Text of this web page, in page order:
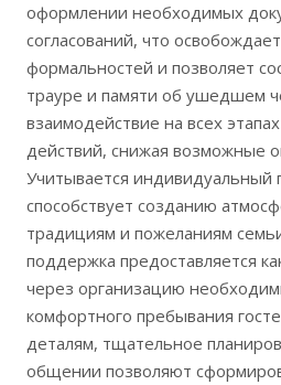
оформлении необходимых
согласований, что
формальностей и позволяет
трауре и памяти об ушедшем
взаимодействие на всех
действий, снижая возможные
Учитывается индивидуальный
способствует созданию
традициям и пожеланиям
поддержка предоставляется
через организацию
комфортного пребывания
деталям, тщательное
общении позволяют